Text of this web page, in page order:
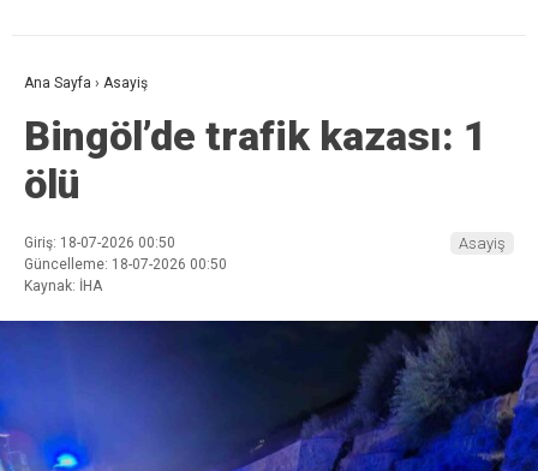
Ana Sayfa › Asayiş
Bingöl’de trafik kazası: 1
ölü
Giriş: 18-07-2026 00:50
Güncelleme: 18-07-2026 00:50
Kaynak: İHA
Asayiş